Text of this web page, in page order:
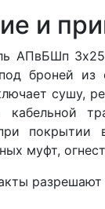
и
АПвБШп
броней из
сушу,
кабельной
покрытии
муфт,